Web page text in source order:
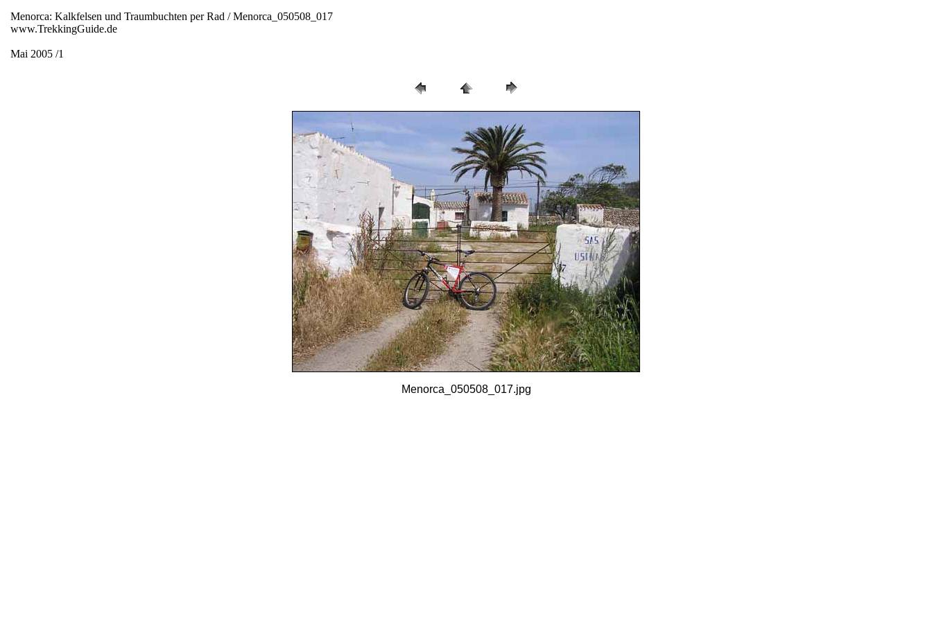
Menorca: Kalkfelsen und Traumbuchten per Rad / Menorca_050508_017
www.TrekkingGuide.de
Mai 2005 /1
Menorca_050508_017.jpg